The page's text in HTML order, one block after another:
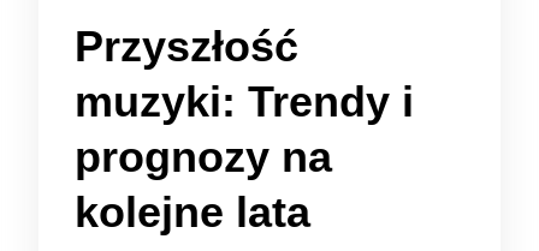
Przyszłość
muzyki: Trendy i
prognozy na
kolejne lata